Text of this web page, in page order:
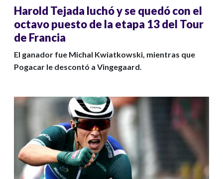
Harold Tejada luchó y se quedó con el
octavo puesto de la etapa 13 del Tour
de Francia
El ganador fue Michal Kwiatkowski, mientras que
Pogacar le descontó a Vingegaard.